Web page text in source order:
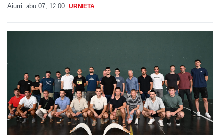
Aiurri abu 07, 12:00 URNIETA